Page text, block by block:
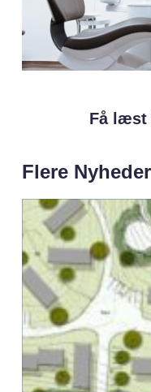
Få læst
Flere Nyheder